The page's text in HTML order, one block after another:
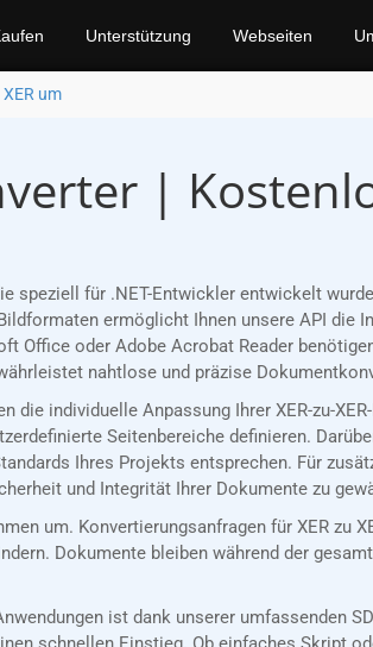
Unterstützung Webseiten
XER um
|
speziell für .NET-Entwickler entwickelt
ermöglicht Ihnen unsere API
Office oder Adobe Acrobat Reader
nahtlose und präzise
individuelle Anpassung Ihrer XER-zu-
Seitenbereiche definieren.
Ihres Projekts entsprechen. Für
und Integrität Ihrer Dokumente zu
um. Konvertierungsanfragen für XER zu
Dokumente bleiben während der
ist dank unserer umfassenden